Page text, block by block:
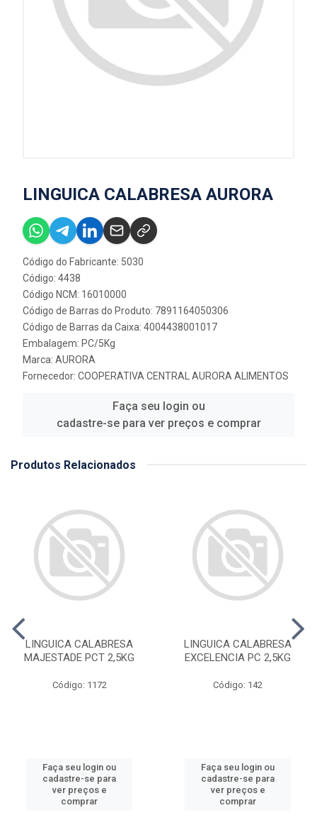
LINGUICA CALABRESA AURORA
Código do Fabricante: 5030
Código: 4438
Código NCM: 16010000
Código de Barras do Produto: 7891164050306
Código de Barras da Caixa: 4004438001017
Embalagem: PC/5Kg
Marca: AURORA
Fornecedor: COOPERATIVA CENTRAL AURORA ALIMENTOS
Faça seu login ou
cadastre-se para ver preços e comprar
Produtos Relacionados
LINGUICA CALABRESA
MAJESTADE PCT 2,5KG
Código: 1172
Faça seu login ou
cadastre-se para
ver preços e
comprar
LINGUICA CALABRESA
EXCELENCIA PC 2,5KG
Código: 142
Faça seu login ou
cadastre-se para
ver preços e
comprar